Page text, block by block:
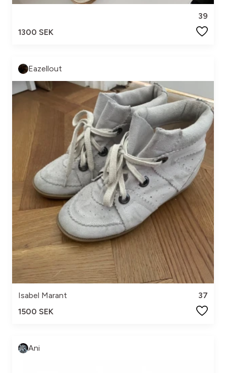
39
1300 SEK
Eazellout
Isabel Marant
37
1500 SEK
Ani